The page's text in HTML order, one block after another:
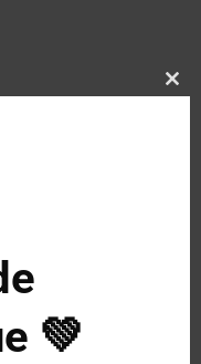
cm 💚